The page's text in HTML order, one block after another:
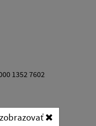
1352 7602